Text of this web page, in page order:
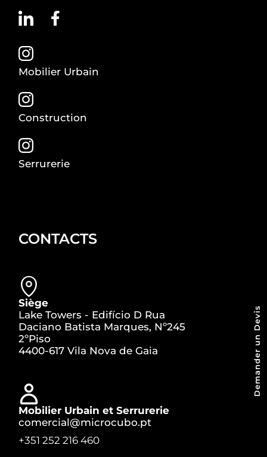
Mobilier Urbain
Construction
Serrurerie
CONTACTS
Siège
Lake Towers - Edifício D Rua
Daciano Batista Marques, Nº245
2ºPiso
4400-617 Vila Nova de Gaia
Mobilier Urbain et Serrurerie
comercial@microcubo.pt
+351 252 216 460
Demander un Devis